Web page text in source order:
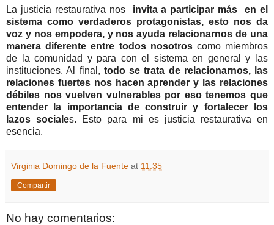
La justicia restaurativa nos invita a participar más en el
sistema como verdaderos protagonistas, esto nos da
voz y nos empodera, y nos ayuda relacionarnos de una
manera diferente entre todos nosotroscomo miembros
de la comunidad y para con el sistema en general y las
instituciones. Al final, todo se trata de relacionarnos, las
relaciones fuertes nos hacen aprender y las relaciones
débiles nos vuelven vulnerables por eso tenemos que
entender la importancia de construir y fortalecer los
lazos sociales. Esto para mi es justicia restaurativa en
esencia.
Virginia Domingo de la Fuente at 11:35
Compartir
No hay comentarios: